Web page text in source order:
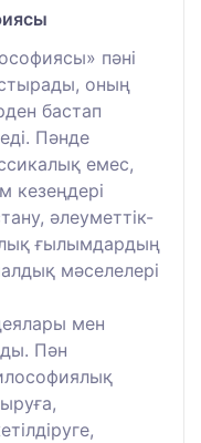
пәні
оның
бастап
Пәнде
емес,
кезеңдері
әлеуметтік-
ғылымдардың
мәселелері
мен
Пән